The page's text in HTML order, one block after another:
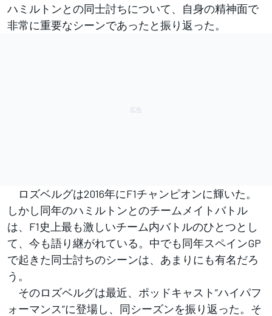
ハミルトンとの同士討ちについて、自身の精神面で
非常に重要なシーンであったと振り返った。
ロズベルグは2016年にF1チャンピオンに輝いた。
しかし同年のハミルトンとのチームメイトバトル
は、F1史上最も激しいチーム内バトルのひとつとし
て、今も語り継がれている。中でも同年スペインGP
で起きた同士討ちのシーンは、あまりにも有名だろ
う。
そのロズベルグは最近、ポッドキャスト”ハイパフ
ォーマンス”に登場し、同シーズンを振り返った。そ